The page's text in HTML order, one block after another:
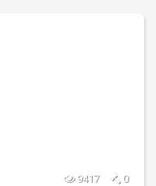
9417 0